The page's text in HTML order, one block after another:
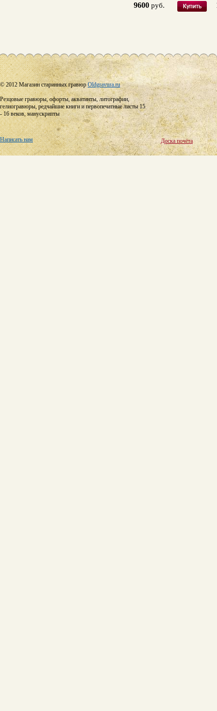
9600 руб.
© 2012 Магазин старинных гравюрOldgravura.ru
Резцовые гравюры, офорты, акватинты, литографии,
гелиогравюры, редчайшие книги и первопечатные листы 15
- 16 веков, манускрипты
Написать нам Доска почёта